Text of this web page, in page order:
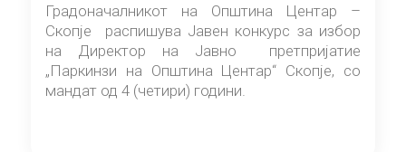
Градоначалникот на Општина Центар –
Скопје распишува Јавен конкурс за избор
на Директор на Јавно претпријатие
„Паркинзи на Општина Центар“ Скопје, со
мандат од 4 (четири) години.